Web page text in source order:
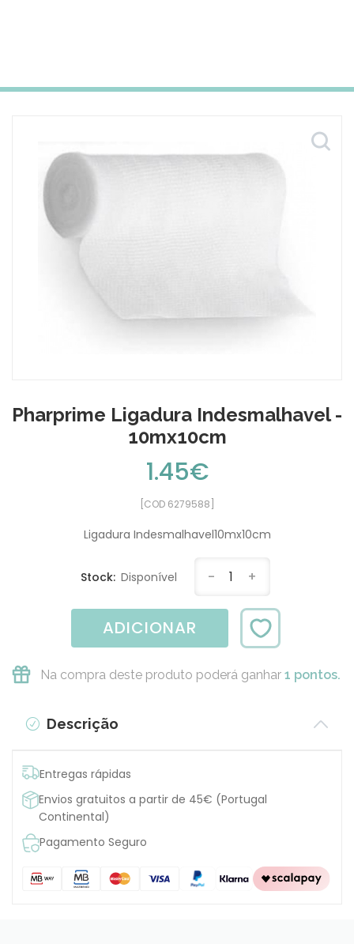
Pharprime Ligadura Indesmalhavel -
10mx10cm
1.45€
[COD 6279588]
Ligadura Indesmalhavel10mx10cm
Stock: Disponível - 1 +
ADICIONAR
Na compra deste produto poderá ganhar 1 pontos.
Descrição
Entregas rápidas
Envios gratuitos a partir de 45€ (Portugal
Continental)
Pagamento Seguro